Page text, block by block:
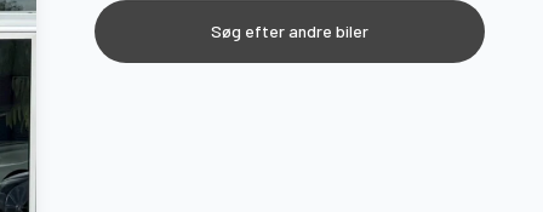
Søg efter andre biler